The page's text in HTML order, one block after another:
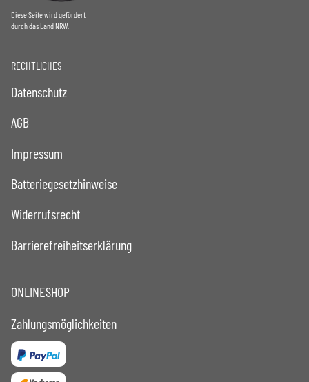
Diese Seite wird gefördert
durch das Land NRW.
RECHTLICHES
Datenschutz
AGB
Impressum
Batteriegesetzhinweise
Widerrufsrecht
Barrierefreiheitserklärung
ONLINESHOP
Zahlungsmöglichkeiten